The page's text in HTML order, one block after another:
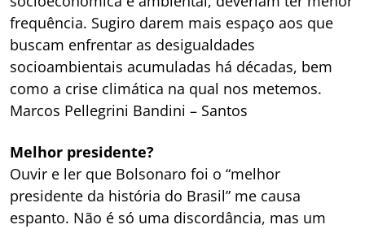
frequência. Sugiro darem mais espaço aos que
buscam enfrentar as desigualdades
socioambientais acumuladas há décadas, bem
como a crise climática na qual nos metemos.
Marcos Pellegrini Bandini – Santos
Melhor presidente?
Ouvir e ler que Bolsonaro foi o “melhor
presidente da história do Brasil” me causa
espanto. Não é só uma discordância, mas um